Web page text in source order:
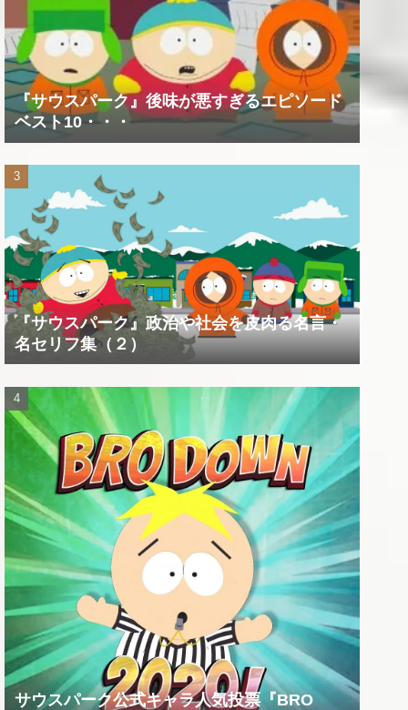
『サウスパーク』後味が悪すぎるエピソード
ベスト10・・・
『サウスパーク』政治や社会を皮肉る名言・
名セリフ集（２）
サウスパーク公式キャラ人気投票『BRO